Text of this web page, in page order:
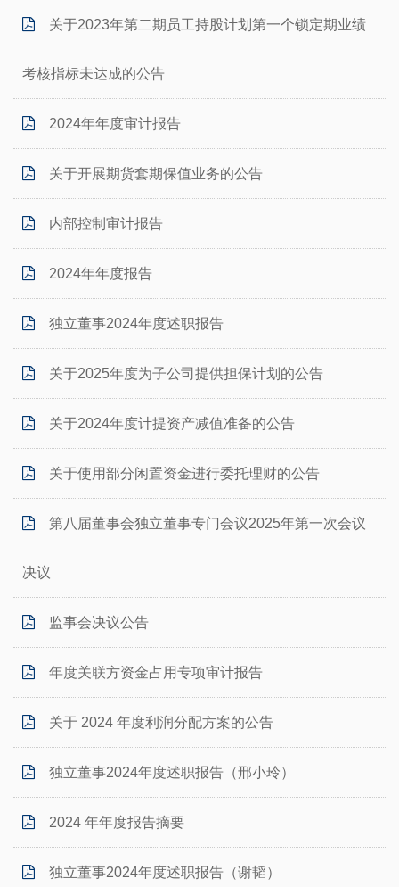
关于2023年第二期员工持股计划第一个锁定期业绩
考核指标未达成的公告
2024年年度审计报告
关于开展期货套期保值业务的公告
内部控制审计报告
2024年年度报告
独立董事2024年度述职报告
关于2025年度为子公司提供担保计划的公告
关于2024年度计提资产减值准备的公告
关于使用部分闲置资金进行委托理财的公告
第八届董事会独立董事专门会议2025年第一次会议
决议
监事会决议公告
年度关联方资金占用专项审计报告
关于 2024 年度利润分配方案的公告
独立董事2024年度述职报告（邢小玲）
2024 年年度报告摘要
独立董事2024年度述职报告（谢韬）